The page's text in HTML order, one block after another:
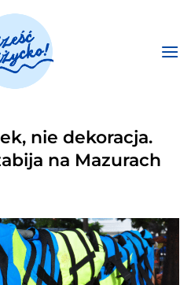
nie dekoracja.
na Mazurach